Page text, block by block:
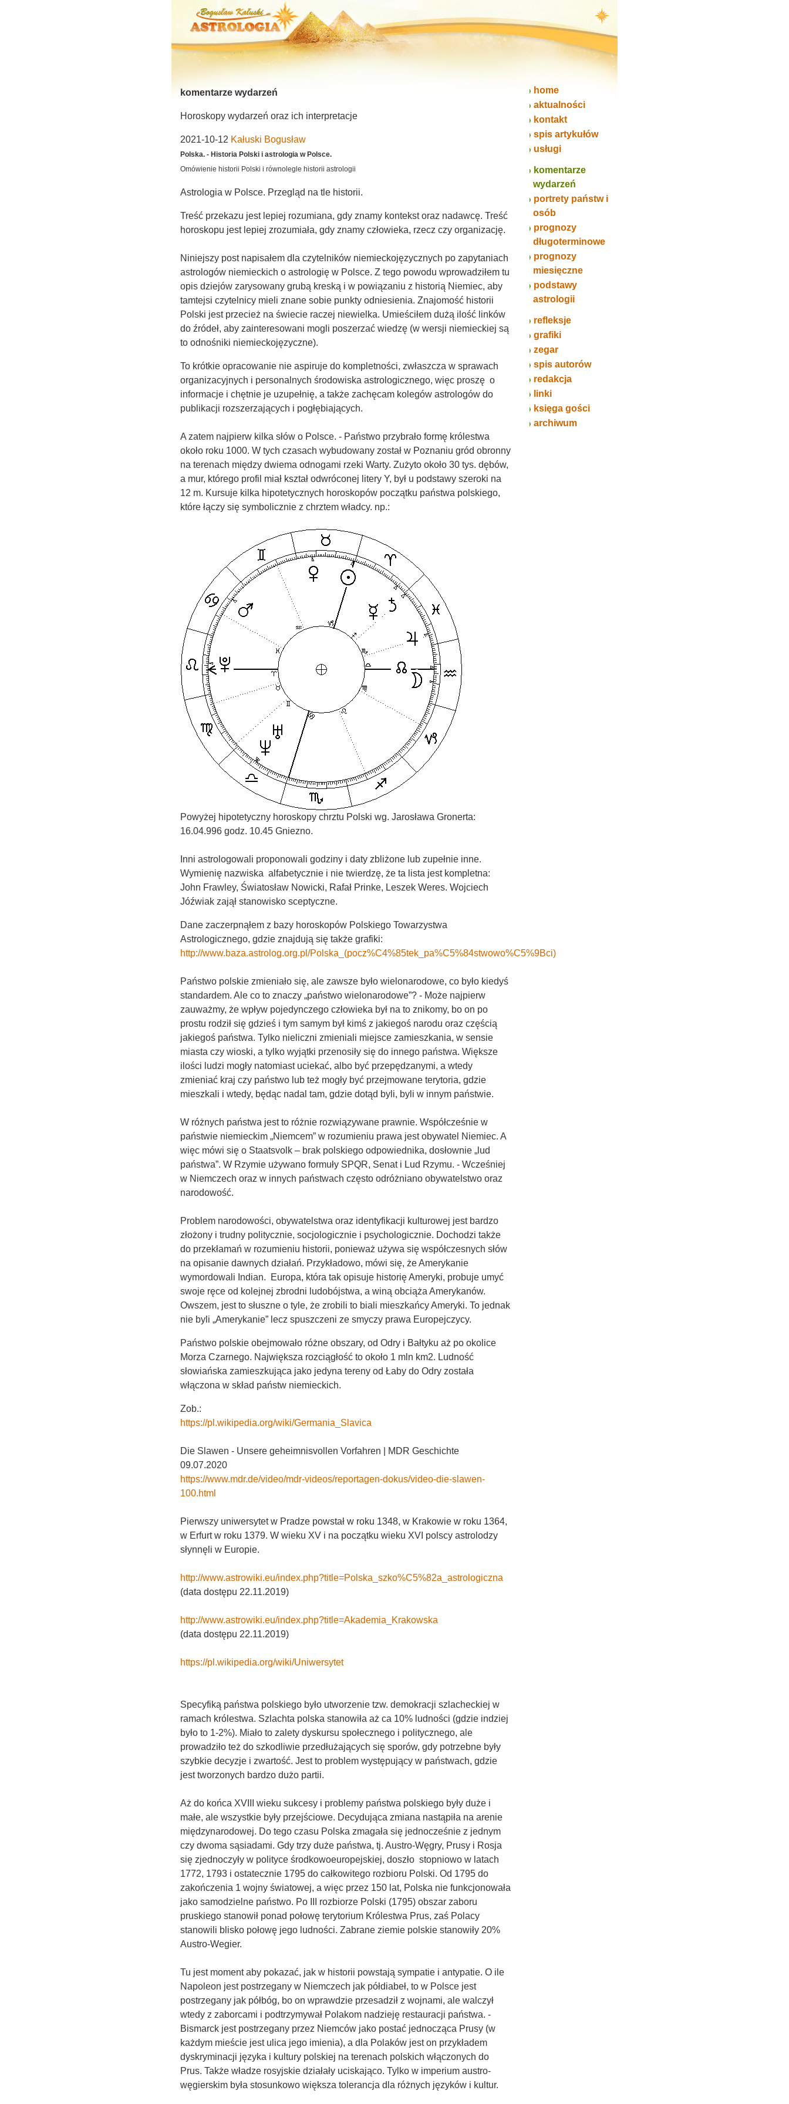
home
aktualności
kontakt
spis artykułów
usługi
komentarze
wydarzeń
portrety państw i
osób
prognozy
długoterminowe
prognozy
miesięczne
podstawy
astrologii
refleksje
grafiki
zegar
spis autorów
redakcja
linki
księga gości
archiwum
komentarze wydarzeń
Horoskopy wydarzeń oraz ich interpretacje
2021-10-12 Kałuski Bogusław
Polska. - Historia Polski i astrologia w Polsce.
Omówienie historii Polski i równolegle historii astrologii
Astrologia w Polsce. Przegląd na tle historii.
Treść przekazu jest lepiej rozumiana, gdy znamy kontekst oraz nadawcę. Treść
horoskopu jest lepiej zrozumiała, gdy znamy człowieka, rzecz czy organizację.
Niniejszy post napisałem dla czytelników niemieckojęzycznych po zapytaniach
astrologów niemieckich o astrologię w Polsce. Z tego powodu wprowadziłem tu
opis dziejów zarysowany grubą kreską i w powiązaniu z historią Niemiec, aby
tamtejsi czytelnicy mieli znane sobie punkty odniesienia. Znajomość historii
Polski jest przecież na świecie raczej niewielka. Umieściłem dużą ilość linków
do źródeł, aby zainteresowani mogli poszerzać wiedzę (w wersji niemieckiej są
to odnośniki niemieckojęzyczne).
To krótkie opracowanie nie aspiruje do kompletności, zwłaszcza w sprawach
organizacyjnych i personalnych środowiska astrologicznego, więc proszę o
informacje i chętnie je uzupełnię, a także zachęcam kolegów astrologów do
publikacji rozszerzających i pogłębiających.
A zatem najpierw kilka słów o Polsce. - Państwo przybrało formę królestwa
około roku 1000. W tych czasach wybudowany został w Poznaniu gród obronny
na terenach między dwiema odnogami rzeki Warty. Zużyto około 30 tys. dębów,
a mur, którego profil miał kształ odwróconej litery Y, był u podstawy szeroki na
12 m. Kursuje kilka hipotetycznych horoskopów początku państwa polskiego,
które łączy się symbolicznie z chrztem władcy. np.:
Powyżej hipotetyczny horoskopy chrztu Polski wg. Jarosława Gronerta:
16.04.996 godz. 10.45 Gniezno.
Inni astrologowali proponowali godziny i daty zbliżone lub zupełnie inne.
Wymienię nazwiska alfabetycznie i nie twierdzę, że ta lista jest kompletna:
John Frawley, Światosław Nowicki, Rafał Prinke, Leszek Weres. Wojciech
Jóźwiak zajął stanowisko sceptyczne.
Dane zaczerpnąłem z bazy horoskopów Polskiego Towarzystwa
Astrologicznego, gdzie znajdują się także grafiki:
http://www.baza.astrolog.org.pl/Polska_(pocz%C4%85tek_pa%C5%84stwowo%C5%9Bci)
Państwo polskie zmieniało się, ale zawsze było wielonarodowe, co było kiedyś
standardem. Ale co to znaczy „państwo wielonarodowe”? - Może najpierw
zauważmy, że wpływ pojedynczego człowieka był na to znikomy, bo on po
prostu rodził się gdzieś i tym samym był kimś z jakiegoś narodu oraz częścią
jakiegoś państwa. Tylko nieliczni zmieniali miejsce zamieszkania, w sensie
miasta czy wioski, a tylko wyjątki przenosiły się do innego państwa. Większe
ilości ludzi mogły natomiast uciekać, albo być przepędzanymi, a wtedy
zmieniać kraj czy państwo lub też mogły być przejmowane terytoria, gdzie
mieszkali i wtedy, będąc nadal tam, gdzie dotąd byli, byli w innym państwie.
W różnych państwa jest to różnie rozwiązywane prawnie. Współcześnie w
państwie niemieckim „Niemcem” w rozumieniu prawa jest obywatel Niemiec. A
więc mówi się o Staatsvolk – brak polskiego odpowiednika, dosłownie „lud
państwa”. W Rzymie używano formuły SPQR, Senat i Lud Rzymu. - Wcześniej
w Niemczech oraz w innych państwach często odróżniano obywatelstwo oraz
narodowość.
Problem narodowości, obywatelstwa oraz identyfikacji kulturowej jest bardzo
złożony i trudny politycznie, socjologicznie i psychologicznie. Dochodzi także
do przekłamań w rozumieniu historii, ponieważ używa się współczesnych słów
na opisanie dawnych działań. Przykładowo, mówi się, że Amerykanie
wymordowali Indian. Europa, która tak opisuje historię Ameryki, probuje umyć
swoje ręce od kolejnej zbrodni ludobójstwa, a winą obciąża Amerykanów.
Owszem, jest to słuszne o tyle, że zrobili to biali mieszkańcy Ameryki. To jednak
nie byli „Amerykanie” lecz spuszczeni ze smyczy prawa Europejczycy.
Państwo polskie obejmowało różne obszary, od Odry i Bałtyku aż po okolice
Morza Czarnego. Największa rozciągłość to około 1 mln km2. Ludność
słowiańska zamieszkująca jako jedyna tereny od Łaby do Odry została
włączona w skład państw niemieckich.
Zob.:
https://pl.wikipedia.org/wiki/Germania_Slavica
Die Slawen - Unsere geheimnisvollen Vorfahren | MDR Geschichte
09.07.2020
https://www.mdr.de/video/mdr-videos/reportagen-dokus/video-die-slawen-
100.html
Pierwszy uniwersytet w Pradze powstał w roku 1348, w Krakowie w roku 1364,
w Erfurt w roku 1379. W wieku XV i na początku wieku XVI polscy astrolodzy
słynnęli w Europie.
http://www.astrowiki.eu/index.php?title=Polska_szko%C5%82a_astrologiczna
(data dostępu 22.11.2019)
http://www.astrowiki.eu/index.php?title=Akademia_Krakowska
(data dostępu 22.11.2019)
https://pl.wikipedia.org/wiki/Uniwersytet
Specyfiką państwa polskiego było utworzenie tzw. demokracji szlacheckiej w
ramach królestwa. Szlachta polska stanowiła aż ca 10% ludności (gdzie indziej
było to 1-2%). Miało to zalety dyskursu społecznego i politycznego, ale
prowadziło też do szkodliwie przedłużających się sporów, gdy potrzebne były
szybkie decyzje i zwartość. Jest to problem występujący w państwach, gdzie
jest tworzonych bardzo dużo partii.
Aż do końca XVIII wieku sukcesy i problemy państwa polskiego były duże i
małe, ale wszystkie były przejściowe. Decydująca zmiana nastąpiła na arenie
międzynarodowej. Do tego czasu Polska zmagała się jednocześnie z jednym
czy dwoma sąsiadami. Gdy trzy duże państwa, tj. Austro-Węgry, Prusy i Rosja
się zjednoczyły w polityce środkowoeuropejskiej, doszło stopniowo w latach
1772, 1793 i ostatecznie 1795 do całkowitego rozbioru Polski. Od 1795 do
zakończenia 1 wojny światowej, a więc przez 150 lat, Polska nie funkcjonowała
jako samodzielne państwo. Po III rozbiorze Polski (1795) obszar zaboru
pruskiego stanowił ponad połowę terytorium Królestwa Prus, zaś Polacy
stanowili blisko połowę jego ludności. Zabrane ziemie polskie stanowiły 20%
Austro-Wegier.
Tu jest moment aby pokazać, jak w historii powstają sympatie i antypatie. O ile
Napoleon jest postrzegany w Niemczech jak półdiabeł, to w Polsce jest
postrzegany jak półbóg, bo on wprawdzie przesadził z wojnami, ale walczył
wtedy z zaborcami i podtrzymywał Polakom nadzieję restauracji państwa. -
Bismarck jest postrzegany przez Niemców jako postać jednocząca Prusy (w
każdym mieście jest ulica jego imienia), a dla Polaków jest on przykładem
dyskryminacji języka i kultury polskiej na terenach polskich włączonych do
Prus. Także władze rosyjskie działały uciskająco. Tylko w imperium austro-
węgierskim była stosunkowo większa tolerancja dla różnych języków i kultur.